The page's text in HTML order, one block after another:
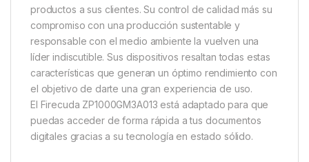
productos a sus clientes. Su control de calidad más su
compromiso con una producción sustentable y
responsable con el medio ambiente la vuelven una
líder indiscutible. Sus dispositivos resaltan todas estas
características que generan un óptimo rendimiento con
el objetivo de darte una gran experiencia de uso.
El Firecuda ZP1000GM3A013 está adaptado para que
puedas acceder de forma rápida a tus documentos
digitales gracias a su tecnología en estado sólido.